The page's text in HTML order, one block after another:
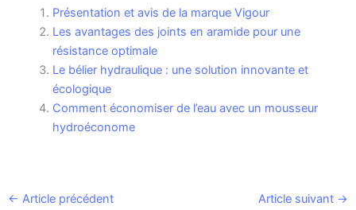
Présentation et avis de la marque Vigour
Les avantages des joints en aramide pour une
résistance optimale
Le bélier hydraulique : une solution innovante et
écologique
Comment économiser de l’eau avec un mousseur
hydroéconome
← Article précédent Article suivant →